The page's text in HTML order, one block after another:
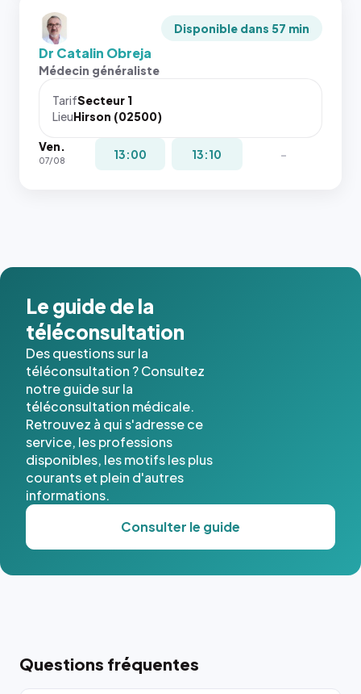
Disponible dans 57 min
Dr Catalin Obreja
Médecin généraliste
TarifSecteur 1
LieuHirson (02500)
Ven.
07/08 13:00 13:10 -
Le guide de la
téléconsultation
Des questions sur la
téléconsultation ? Consultez
notre guide sur la
téléconsultation médicale.
Retrouvez à qui s'adresse ce
service, les professions
disponibles, les motifs les plus
courants et plein d'autres
informations.
Consulter le guide
Questions fréquentes